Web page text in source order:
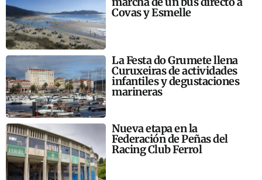
Covas y Esmelle
La Festa do Grumete llena
Curuxeiras de actividades
infantiles y degustaciones
marineras
Nueva etapa en la
Federación de Peñas del
Racing Club Ferrol